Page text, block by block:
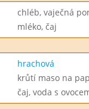
chléb, vaječná
mléko, čaj
hrachová
krůtí maso na
čaj, voda s